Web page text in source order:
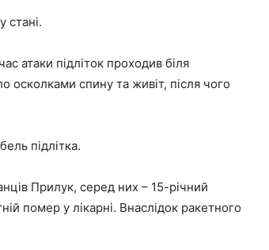
стані.
атаки підліток проходив біля
осколками спину та живіт, після чого
підлітка.
Прилук, серед них – 15-річний
помер у лікарні. Внаслідок ракетного